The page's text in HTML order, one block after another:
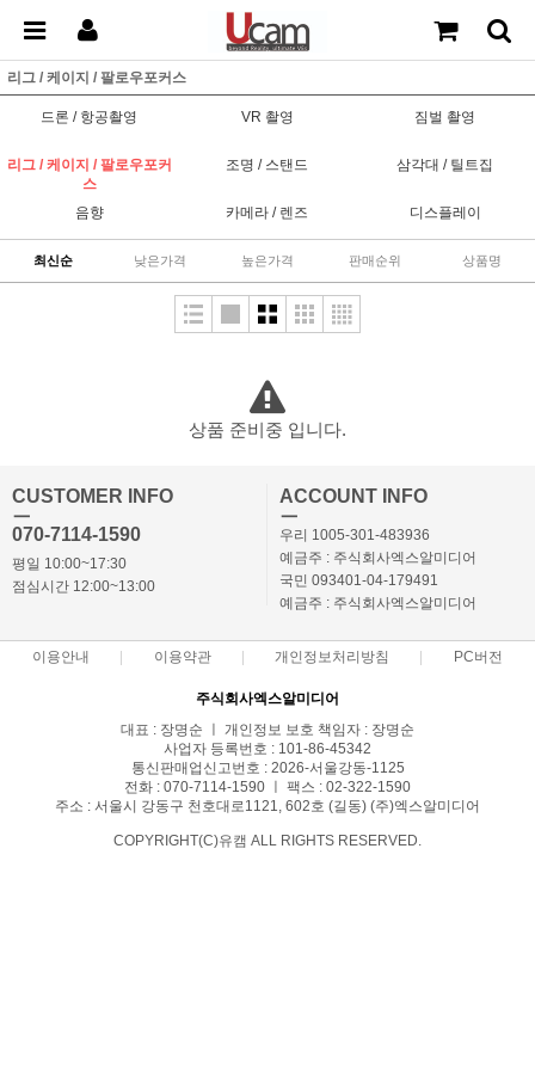
리그 / 케이지 / 팔로우포커스
드론 / 항공촬영 VR 촬영 짐벌 촬영
리그 / 케이지 / 팔로우포커
스
조명 / 스탠드 삼각대 / 틸트집
음향 카메라 / 렌즈 디스플레이
최신순 낮은가격 높은가격 판매순위 상품명
상품 준비중 입니다.
CUSTOMER INFO
ㅡ
070-7114-1590
평일 10:00~17:30
점심시간 12:00~13:00
ACCOUNT INFO
ㅡ
우리 1005-301-483936
예금주 : 주식회사엑스알미디어
국민 093401-04-179491
예금주 : 주식회사엑스알미디어
이용안내 이용약관 개인정보처리방침 PC버전
주식회사엑스알미디어
대표 : 장명순 ㅣ 개인정보 보호 책임자 : 장명순
사업자 등록번호 : 101-86-45342
통신판매업신고번호 : 2026-서울강동-1125
전화 : 070-7114-1590 ㅣ 팩스 : 02-322-1590
주소 : 서울시 강동구 천호대로1121, 602호 (길동) (주)엑스알미디어
COPYRIGHT(C)유캠 ALL RIGHTS RESERVED.